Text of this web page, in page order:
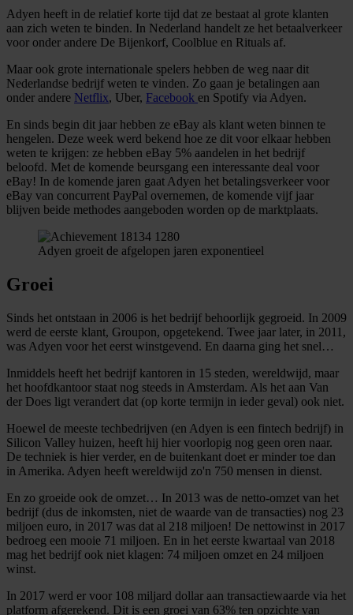
Adyen heeft in de relatief korte tijd dat ze bestaat al grote klanten
aan zich weten te binden. In Nederland handelt ze het betaalverkeer
voor onder andere De Bijenkorf, Coolblue en Rituals af.
Maar ook grote internationale spelers hebben de weg naar dit
Nederlandse bedrijf weten te vinden. Zo gaan je betalingen aan
onder andere Netflix, Uber, Facebook en Spotify via Adyen.
En sinds begin dit jaar hebben ze eBay als klant weten binnen te
hengelen. Deze week werd bekend hoe ze dit voor elkaar hebben
weten te krijgen: ze hebben eBay 5% aandelen in het bedrijf
beloofd. Met de komende beursgang een interessante deal voor
eBay! In de komende jaren gaat Adyen het betalingsverkeer voor
eBay van concurrent PayPal overnemen, de komende vijf jaar
blijven beide methodes aangeboden worden op de marktplaats.
Adyen groeit de afgelopen jaren exponentieel
Groei
Sinds het ontstaan in 2006 is het bedrijf behoorlijk gegroeid. In 2009
werd de eerste klant, Groupon, opgetekend. Twee jaar later, in 2011,
was Adyen voor het eerst winstgevend. En daarna ging het snel…
Inmiddels heeft het bedrijf kantoren in 15 steden, wereldwijd, maar
het hoofdkantoor staat nog steeds in Amsterdam. Als het aan Van
der Does ligt verandert dat (op korte termijn in ieder geval) ook niet.
Hoewel de meeste techbedrijven (en Adyen is een fintech bedrijf) in
Silicon Valley huizen, heeft hij hier voorlopig nog geen oren naar.
De techniek is hier verder, en de buitenkant doet er minder toe dan
in Amerika. Adyen heeft wereldwijd zo'n 750 mensen in dienst.
En zo groeide ook de omzet… In 2013 was de netto-omzet van het
bedrijf (dus de inkomsten, niet de waarde van de transacties) nog 23
miljoen euro, in 2017 was dat al 218 miljoen! De nettowinst in 2017
bedroeg een mooie 71 miljoen. En in het eerste kwartaal van 2018
mag het bedrijf ook niet klagen: 74 miljoen omzet en 24 miljoen
winst.
In 2017 werd er voor 108 miljard dollar aan transactiewaarde via het
platform afgerekend. Dit is een groei van 63% ten opzichte van